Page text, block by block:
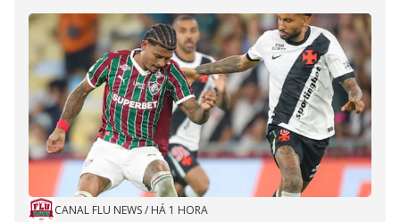
CANAL FLU NEWS/ HÁ 1 HORA